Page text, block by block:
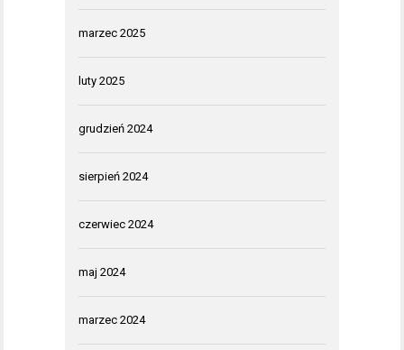
marzec 2025
luty 2025
grudzień 2024
sierpień 2024
czerwiec 2024
maj 2024
marzec 2024